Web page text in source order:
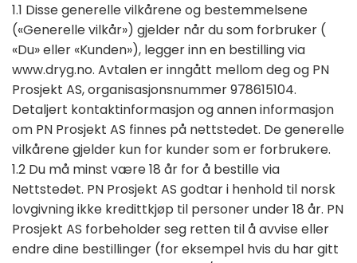
1.1 Disse generelle vilkårene og bestemmelsene
(«Generelle vilkår») gjelder når du som forbruker (
«Du» eller «Kunden»), legger inn en bestilling via
www.dryg.no. Avtalen er inngått mellom deg og PN
Prosjekt AS, organisasjonsnummer 978615104.
Detaljert kontaktinformasjon og annen informasjon
om PN Prosjekt AS finnes på nettstedet. De generelle
vilkårene gjelder kun for kunder som er forbrukere.
1.2 Du må minst være 18 år for å bestille via
Nettstedet. PN Prosjekt AS godtar i henhold til norsk
lovgivning ikke kredittkjøp til personer under 18 år. PN
Prosjekt AS forbeholder seg retten til å avvise eller
endre dine bestillinger (for eksempel hvis du har gitt